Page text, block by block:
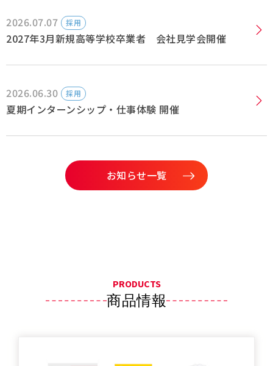
2026.07.07 採用
2027年3月新規高等学校卒業者 会社見学会開催
2026.06.30 採用
夏期インターンシップ・仕事体験 開催
お知らせ一覧
PRODUCTS
商品情報